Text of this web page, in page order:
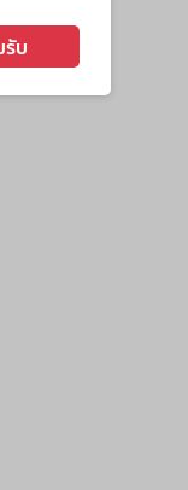
รับ